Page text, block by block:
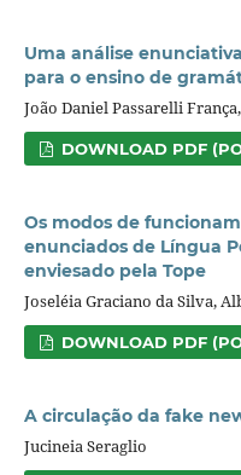
Uma análise
para o ensino de
João Daniel Passarelli
DOWNLOAD PDF
Os modos de
enunciados de Língua
enviesado pela Tope
Joseléia Graciano da Silva,
DOWNLOAD PDF
A circulação da fake
Jucineia Seraglio